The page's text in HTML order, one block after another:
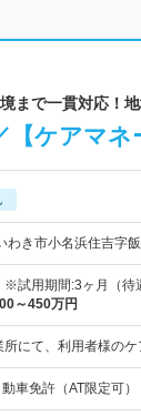
まで一貫対応！
【ケアマ
わき市小名浜住吉
試用期間:3ヶ月（待
～450万円
所にて、利用者様の
動車免許（AT限定可